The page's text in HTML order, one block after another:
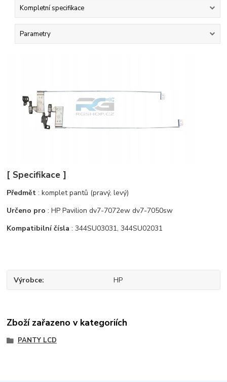
Kompletní specifikace
Parametry
[ Specifikace ]
Předmět : komplet pantů (pravý, levý)
Určeno pro : HP Pavilion dv7-7072ew dv7-7050sw
Kompatibilní čísla : 344SU03031, 344SU02031
Výrobce HP
Zboží zařazeno v kategoriích
PANTY LCD